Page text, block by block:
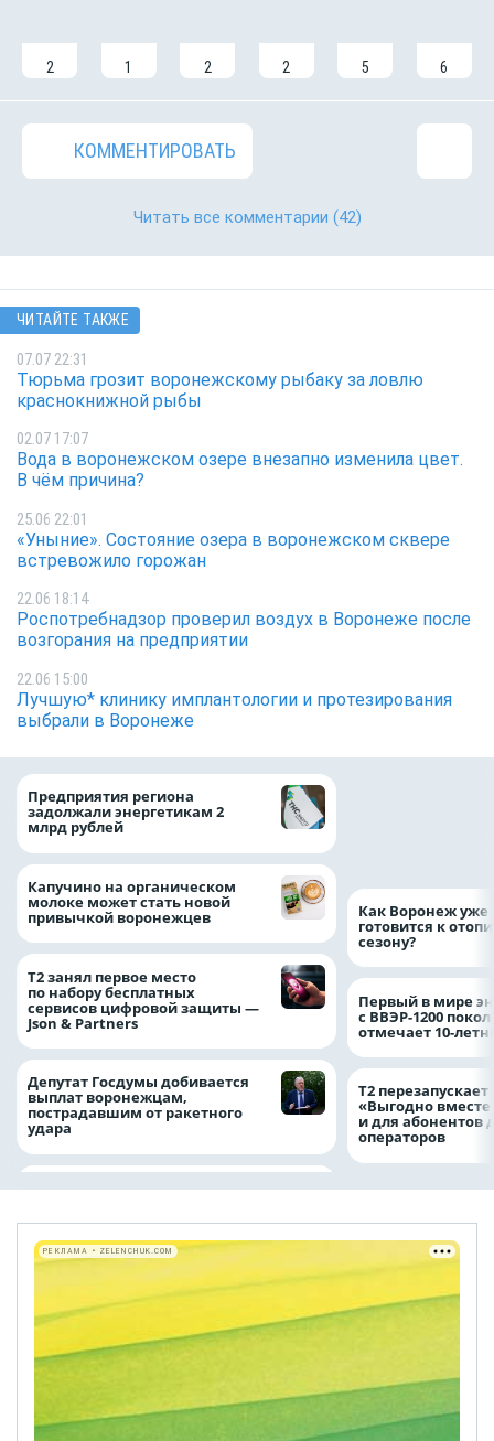
2 1 2 2 5 6
КОММЕНТИРОВАТЬ
Читать все комментарии (42)
ЧИТАЙТЕ ТАКЖЕ
07.07 22:31
Тюрьма грозит воронежскому рыбаку за ловлю
краснокнижной рыбы
02.07 17:07
Вода в воронежском озере внезапно изменила цвет.
В чём причина?
25.06 22:01
«Уныние». Состояние озера в воронежском сквере
встревожило горожан
22.06 18:14
Роспотребнадзор проверил воздух в Воронеже после
возгорания на предприятии
22.06 15:00
Лучшую* клинику имплантологии и протезирования
выбрали в Воронеже
Предприятия региона
задолжали энергетикам 2
млрд рублей
Капучино на органическом
молоке может стать новой
привычкой воронежцев
Т2 занял первое место
по набору бесплатных
сервисов цифровой защиты —
Json & Partners
Депутат Госдумы добивается
выплат воронежцам,
пострадавшим от ракетного
удара
Как Воронеж уже
готовится к
сезону?
Первый в мире
с ВВЭР-1200
отмечает 10-
Т2
«Выгодно
и для абонентов
операторов
РЕКЛАМА • ZELENCHUK.COM